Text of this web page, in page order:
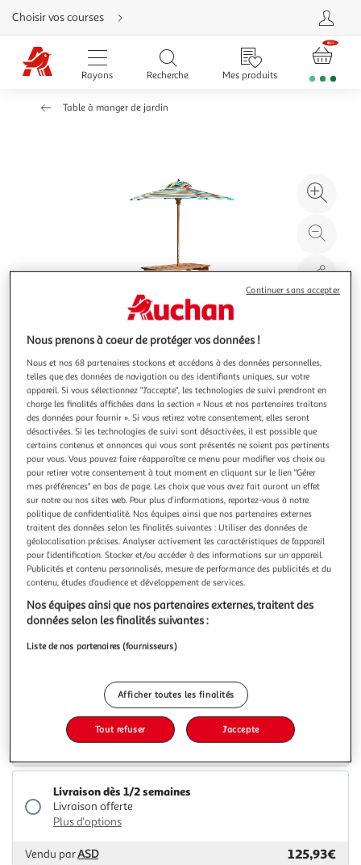
Aller
directement
au
contenu
Aller
directement
Aller
Choisir vos courses
Rayons Recherche Mes produits
Table à manger de jardin
à
100
le
Illustration
précédente
Illustration
suivante
Livraison offerte
VIDAXL
Table a pique-nique et parasol enfants 79x90x60cm
acacia solide
Votre enfant passera un apres-midi amusant autour de cet
ensemble de table de pique-nique en bois. Il est livre
comme un ensemble complet avec des bancs integres, une
table integree et un parasol amovible. Materiau durable :
le bois d'acacia massif est un materiau naturel magnifique.
Le bois d'acaci
En savoir +
Vendu parVidaXL
Livraison dès 4/5 jours
Livraison offerte
Plus d'options
Vendu par VidaXL
Livraison dès 5/6 jours
Plus d'options
Livraison dès 1/2 semaines
Livraison offerte
Plus d'options
Vendu parASD 125,93€
Nous prenons à coeur de protéger vos données !
Nous et nos 68 partenaires stockons et accédons à des données personnelles,
telles que des données de navigation ou des identifiants uniques, sur votre
appareil. Si vous sélectionnez "J'accepte", les technologies de suivi prendront en
charge les finalités affichées dans la section « Nous et nos partenaires traitons
des données pour fournir ». Si vous retirez votre consentement, elles seront
désactivées. Si les technologies de suivi sont désactivées, il est possible que
certains contenus et annonces qui vous sont présentés ne soient pas pertinents
pour vous. Vous pouvez faire réapparaître ce menu pour modifier vos choix ou
pour retirer votre consentement à tout moment en cliquant sur le lien "Gérer
mes préférences" en bas de page. Les choix que vous avez fait auront un effet
sur notre ou nos sites web. Pour plus d’informations, reportez-vous à notre
politique de confidentialité. Nos équipes ainsi que nos partenaires externes
traitent des données selon les finalités suivantes : Utiliser des données de
géolocalisation précises. Analyser activement les caractéristiques de l’appareil
pour l’identification. Stocker et/ou accéder à des informations sur un appareil.
Publicités et contenu personnalisés, mesure de performance des publicités et du
contenu, études d’audience et développement de services.
Nos équipes ainsi que nos partenaires externes, traitent des
données selon les finalités suivantes :
Liste de nos partenaires (fournisseurs)
Afficher toutes les finalités
Tout refuser J'accepte
Continuer sans accepter